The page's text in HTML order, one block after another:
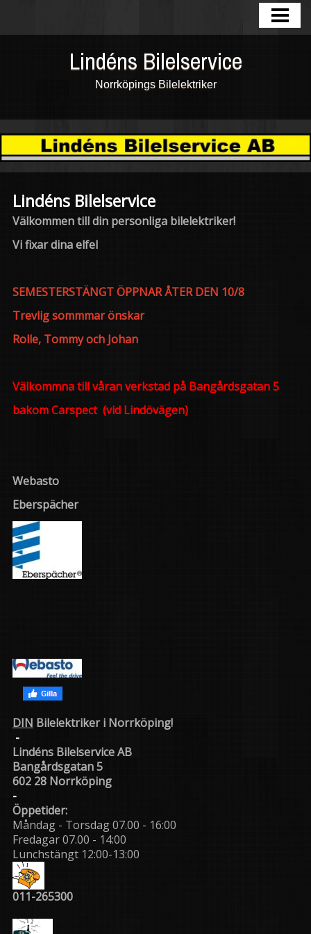
KONTAKTA
GÄSTBOK
Lindéns Bilelservice
Norrköpings Bilelektriker
Lindéns Bilelservice
Välkommen till din personliga bilelektriker!
Vi fixar dina elfel
SEMESTERSTÄNGT ÖPPNAR ÅTER DEN 10/8
Trevlig sommmar önskar
Rolle, Tommy och Johan
Välkommna till våran verkstad på Bangårdsgatan 5
bakom Carspect (vid Lindövägen)
Webasto
Eberspächer
DIN Bilelektriker i Norrköping!
-
Lindéns Bilelservice AB
Bangårdsgatan 5
602 28 Norrköping
-
Öppetider:
Måndag - Torsdag 07.00 - 16:00
Fredagar 07.00 - 14:00
Lunchstängt 12:00-13:00
011-265300